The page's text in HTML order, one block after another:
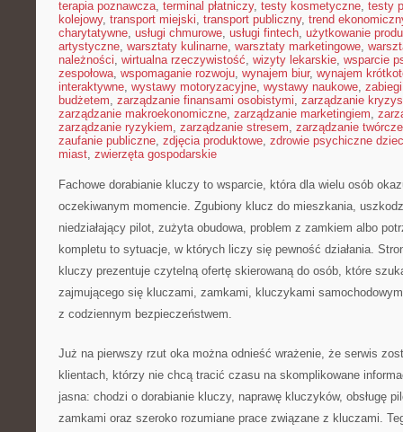
terapia poznawcza, terminal płatniczy, testy kosmetyczne, testy
kolejowy, transport miejski, transport publiczny, trend
charytatywne, usługi chmurowe, usługi fintech, użytkowanie
artystyczne, warsztaty kulinarne, warsztaty marketingowe,
należności, wirtualna rzeczywistość, wizyty lekarskie, wsparcie
zespołowa, wspomaganie rozwoju, wynajem biur, wynajem
interaktywne, wystawy motoryzacyjne, wystawy naukowe,
budżetem, zarządzanie finansami osobistymi, zarządzanie
zarządzanie makroekonomiczne, zarządzanie marketingiem,
zarządzanie ryzykiem, zarządzanie stresem, zarządzanie twórcze
zaufanie publiczne, zdjęcia produktowe, zdrowie psychiczne
miast, zwierzęta gospodarskie
Fachowe dorabianie kluczy to wsparcie, która dla wielu osób
oczekiwanym momencie. Zgubiony klucz do mieszkania,
niedziałający pilot, zużyta obudowa, problem z zamkiem albo
kompletu to sytuacje, w których liczy się pewność działania.
kluczy prezentuje czytelną ofertę skierowaną do osób, które
zajmującego się kluczami, zamkami, kluczykami
z codziennym bezpieczeństwem.
Już na pierwszy rzut oka można odnieść wrażenie, że serwis
klientach, którzy nie chcą tracić czasu na skomplikowane
jasna: chodzi o dorabianie kluczy, naprawę kluczyków, obsługę
zamkami oraz szeroko rozumiane prace związane z kluczami.